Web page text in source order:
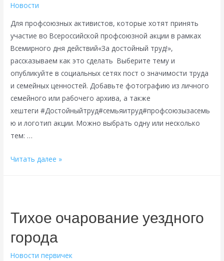
Новости
Для профсоюзных активистов, которые хотят принять
участие во Всероссийской профсоюзной акции в рамках
Всемирного дня действий«За достойный труд!»,
рассказываем как это сделать Выберите тему и
опубликуйте в социальных сетях пост о значимости труда
и семейных ценностей. Добавьте фотографию из личного
семейного или рабочего архива, а также
хештеги #Достойныйтруд#семьяитруд#профсоюзызасемь
ю и логотип акции. Можно выбрать одну или несколько
тем: …
Как
октября
профактивисту
Читать далее »
Тихое очарование уездного
города
Новости первичек